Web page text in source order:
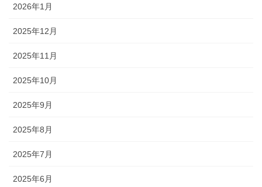
2026年1月
2025年12月
2025年11月
2025年10月
2025年9月
2025年8月
2025年7月
2025年6月